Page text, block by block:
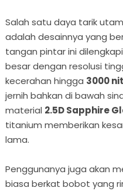
Salah satu daya tarik
adalah desainnya yang
tangan pintar ini
besar dengan resolusi
kecerahan hingga 3000
jernih bahkan di bawah
material 2.5D Sapphire
titanium memberikan
lama.
Penggunanya juga akan
biasa berkat bobot yang